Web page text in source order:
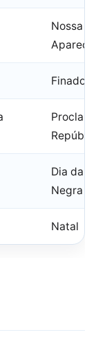
Nossa
Finados
Dia da
Negra
Natal